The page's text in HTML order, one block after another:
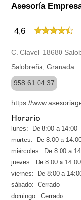
Asesoría
4,6
C. Clavel, 18680
Salobreña, Granada
958 61 04 37
https://
Horario
lunes: De 8:00 a 14:00
martes: De 8:00 a 14:00
miércoles: De 8:00 a
jueves: De 8:00 a 14:00
viernes: De 8:00 a
sábado: Cerrado
domingo: Cerrado